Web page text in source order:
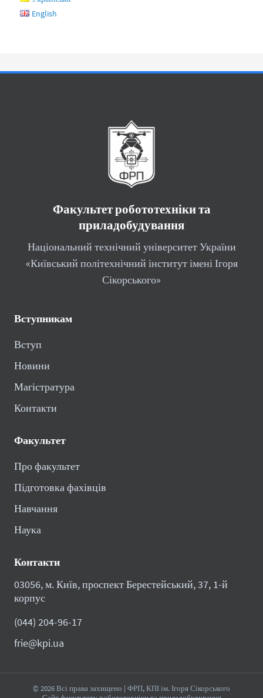
English
Факультет робототехніки та
приладобудування
Національний технічний університет України
«Київський політехнічний інститут імені Ігоря
Сікорського»
Вступникам
Вступ
Новини
Магістратура
Контакти
Факультет
Про факультет
Підготовка фахівців
Навчання
Наука
Контакти
03056, м. Київ, проспект Берестейський, 37, 1-й
корпус
(044) 204-96-17
frie@kpi.ua
© 2026 Всі права захищено | ФРП, КПІ ім. Ігоря Сікорського